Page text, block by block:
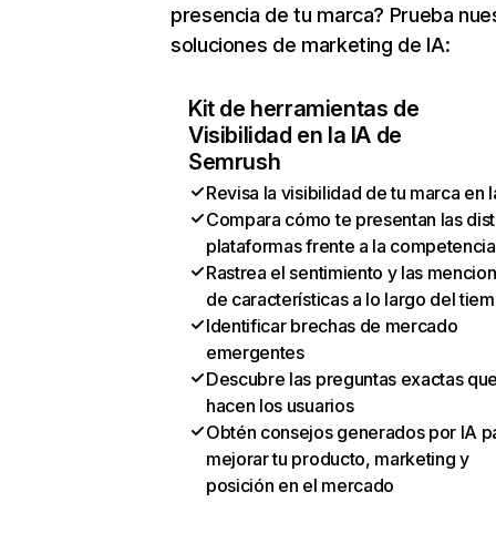
presencia de tu marca? Prueba
soluciones de marketing de IA:
Kit de herramientas de
Visibilidad en la IA de
Semrush
Revisa la visibilidad de tu marca en
Compara cómo te presentan las
plataformas frente a la competencia
Rastrea el sentimiento y las
de características a lo largo del
Identificar brechas de mercado
emergentes
Descubre las preguntas exactas
hacen los usuarios
Obtén consejos generados por IA
mejorar tu producto, marketing y
posición en el mercado